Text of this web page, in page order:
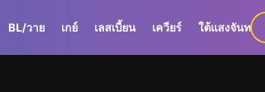
BL/วาย เกย์ เลสเบี้ยน เควียร์ ใต้แสงจันทร์